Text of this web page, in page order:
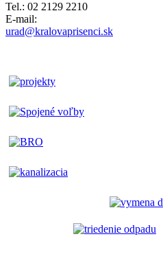
Tel.: 02 2129 2210
E-mail:
urad@kralovaprisenci.sk